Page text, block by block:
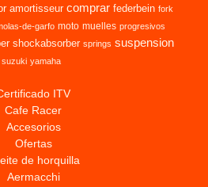
amortisseur comprar federbein fork
de-garfo moto muelles progresivos
shockabsorber springs suspension
suzuki yamaha
ITV
Cafe Racer
Accesorios
Ofertas
de horquilla
Aermacchi